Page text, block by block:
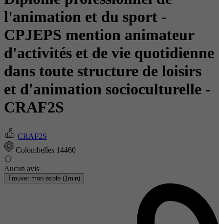
l'animation et du sport -
CPJEPS mention animateur
d'activités et de vie quotidienne
dans toute structure de loisirs
et d'animation socioculturelle -
CRAF2S
CRAF2S
Colombelles 14460
Aucun avis
Trouver mon école (1min)